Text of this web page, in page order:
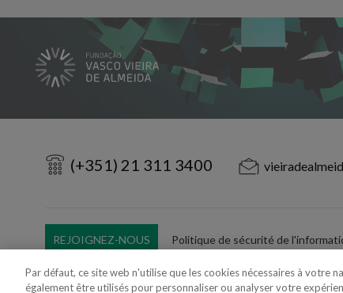
(+351) 21 311 3400
REJOIGNEZ-NOUS Politique de sécurité de
Utilisation Frauduleuse du Nom/Brand
Par défaut, ce site web n'utilise que les cookies nécessaires à votre
également être utilisés pour personnaliser ou analyser votre